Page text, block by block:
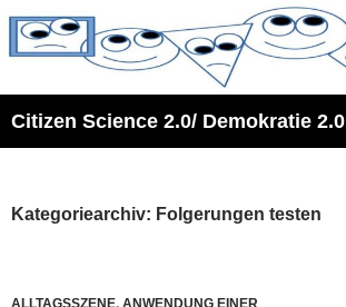
Zum
Inhalt
Citizen Science 2.0/ Demokratie 2.0
Kategoriearchiv: Folgerungen testen
ALLTAGSSZENE, ANWENDUNG EINER